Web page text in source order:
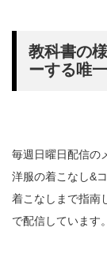
教科書の
ーする唯
毎週日曜日配信の
洋服の着こなし&
着こなしまで指南
で配信しています。